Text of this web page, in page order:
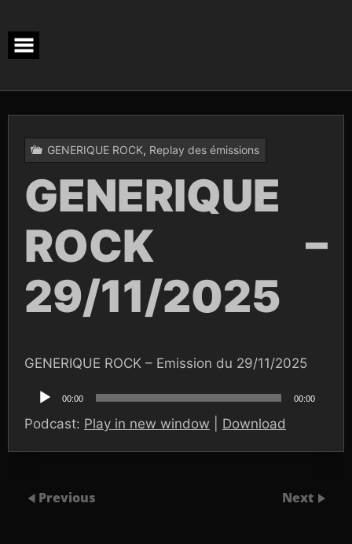
content
GENERIQUE ROCK, Replay des émissions
GENERIQUE
ROCK –
29/11/2025
GENERIQUE ROCK – Emission du 29/11/2025
audio
00:00 00:00
Podcast: Play in new window Download
Previous Next